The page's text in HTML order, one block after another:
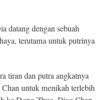
datang dengan sebuah
terutama untuk putrinya
tiran dan putra angkatnya
untuk menikah terlebih